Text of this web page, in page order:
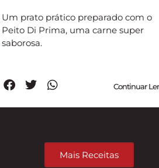
Um prato prático preparado com o
Peito Di Prima, uma carne super
saborosa.
Continuar
Mais Receitas